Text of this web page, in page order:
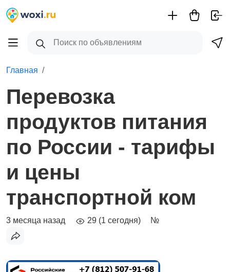
Главная
Перевозка
продуктов питания
по России - тарифы
и цены
транспортной ком
3 месяца назад 29 (1 сегодня) №